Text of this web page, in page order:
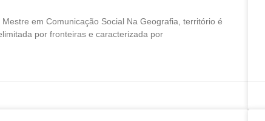
em Comunicação Social Na Geografia, território é
por fronteiras e caracterizada por